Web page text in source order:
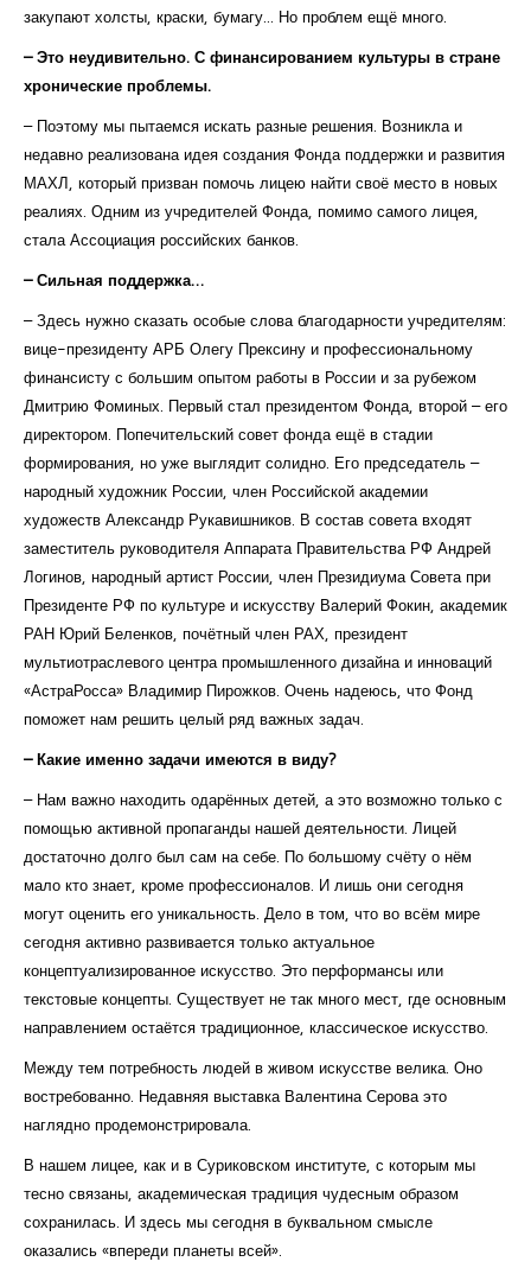
закупают холсты, краски, бумагу... Но проблем ещё много.
– Это неудивительно. С финансированием культуры в стране
хронические проблемы.
– Поэтому мы пытаемся искать разные решения. Возникла и
недавно реализована идея создания Фонда поддержки и развития
МАХЛ, который призван помочь лицею найти своё место в новых
реалиях. Одним из учредителей Фонда, помимо самого лицея,
стала Ассоциация российских банков.
– Сильная поддержка…
– Здесь нужно сказать особые слова благодарности учредителям:
вице-президенту АРБ Олегу Прексину и профессиональному
финансисту с большим опытом работы в России и за рубежом
Дмитрию Фоминых. Первый стал президентом Фонда, второй – его
директором. Попечительский совет фонда ещё в стадии
формирования, но уже выглядит солидно. Его председатель –
народный художник России, член Российской академии
художеств Александр Рукавишников. В состав совета входят
заместитель руководителя Аппарата Правительства РФ Андрей
Логинов, народный артист России, член Президиума Совета при
Президенте РФ по культуре и искусству Валерий Фокин, академик
РАН Юрий Беленков, почётный член РАХ, президент
мультиотраслевого центра промышленного дизайна и инноваций
«АстраРосса» Владимир Пирожков. Очень надеюсь, что Фонд
поможет нам решить целый ряд важных задач.
– Какие именно задачи имеются в виду?
– Нам важно находить одарённых детей, а это возможно только с
помощью активной пропаганды нашей деятельности. Лицей
достаточно долго был сам на себе. По большому счёту о нём
мало кто знает, кроме профессионалов. И лишь они сегодня
могут оценить его уникальность. Дело в том, что во всём мире
сегодня активно развивается только актуальное
концептуализированное искусство. Это перформансы или
текстовые концепты. Существует не так много мест, где основным
направлением остаётся традиционное, классическое искусство.
Между тем потребность людей в живом искусстве велика. Оно
востребованно. Недавняя выставка Валентина Серова это
наглядно продемонстрировала.
В нашем лицее, как и в Суриковском институте, с которым мы
тесно связаны, академическая традиция чудесным образом
сохранилась. И здесь мы сегодня в буквальном смысле
оказались «впереди планеты всей».